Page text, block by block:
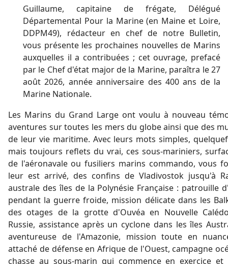
Guillaume, capitaine de frégate, Délégué
Départemental Pour la Marine (en Maine et Loire,
DDPM49), rédacteur en chef de notre Bulletin,
vous présente les prochaines nouvelles de Marins
auxquelles il a contribuées ; cet ouvrage, prefacé
par le Chef d'état major de la Marine, paraîtra le 27
août 2026, année anniversaire des 400 ans de la
Marine Nationale.
Les Marins du Grand Large ont voulu à nouveau
aventures sur toutes les mers du globe ainsi que des
de leur vie maritime. Avec leurs mots simples,
mais toujours reflets du vrai, ces sous-mariniers,
de l'aéronavale ou fusiliers marins commando, vous
leur est arrivé, des confins de Vladivostok jusqu'à
australe des îles de la Polynésie Française : patrouille
pendant la guerre froide, mission délicate dans les
des otages de la grotte d'Ouvéa en Nouvelle
Russie, assistance après un cyclone dans les îles
aventureuse de l'Amazonie, mission toute en
attaché de défense en Afrique de l'Ouest, campagne
chasse au sous-marin qui commence en exercice